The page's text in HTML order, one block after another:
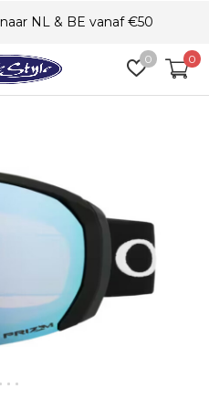
0 0
NL & BE vanaf €50